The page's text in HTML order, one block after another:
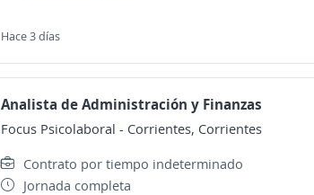
Hace 3 días
Analista de Administración y Finanzas
Focus Psicolaboral - Corrientes, Corrientes
Contrato por tiempo indeterminado
Jornada completa